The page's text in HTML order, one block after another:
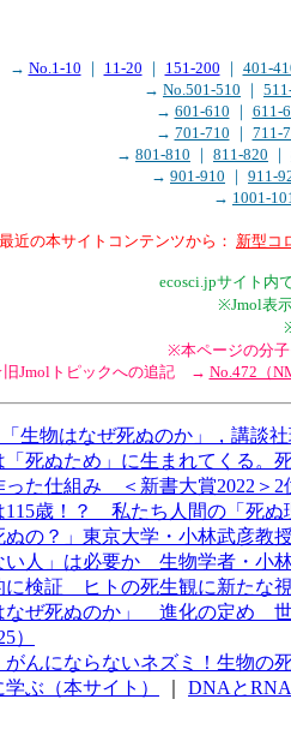
→ No.1-10 ｜ 11-20 ｜ 151-200 ｜ 401-
→ No.501-510 ｜
→ 601-610 ｜ 611-
→ 701-710 ｜ 711-
→ 801-810 ｜ 811-820 ｜
→ 901-910 ｜ 911-
→ 1001-
近の本サイトコンテンツから： 新型コ
ecosci.jpサイト内
※Jmol表
※本ページの分子
Jmolトピックへの追記 → No.472（
生物はなぜ死ぬのか」，講談社
死ぬため」に生まれてくる。
った仕組み ＜新書大賞2022＞2
115歳！？ 私たち人間の「死ぬ
ぬの？」東京大学・小林武彦教
人」は必要か 生物学者・小林
に検証 ヒトの死生観に新たな
なぜ死ぬのか」 進化の定め 世
）
んにならないネズミ！生物の
ぶ（本サイト）
DNAと